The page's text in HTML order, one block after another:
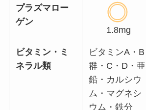
プラズマロー
1.8mg
ビタミン・ミ
ビタミンA・B
群・C・D・亜
鉛・カルシウ
ム・マグネシ